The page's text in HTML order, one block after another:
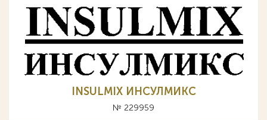
INSULMIX ИНСУЛМИКС
№ 229959